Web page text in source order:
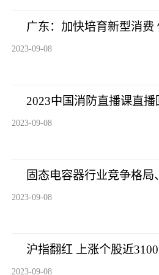
广东：加快培育新型消
2023-09-08
2023中国消防直播课直播
2023-09-08
固态电容器行业竞争格
2023-09-08
沪指翻红 上涨个股近
2023-09-08